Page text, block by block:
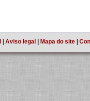
Aviso legal Mapa do site